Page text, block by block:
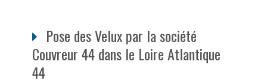
Pose des Velux par la société
Couvreur 44 dans le Loire Atlantique
44